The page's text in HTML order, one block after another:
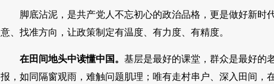
脚底沾泥，是共产党人不忘初心的政治品格，更是做好新
意、找准方向，让政策制定有温度、有力度、有精度。
在田间地头中读懂中国。 基层是最好的课堂，群众是最好的
报，如同隔窗观雨，难触问题肌理；唯有走村串户、深入田间，